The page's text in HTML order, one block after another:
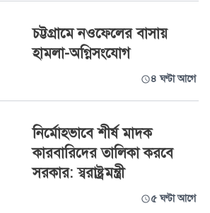
চট্টগ্রামে নওফেলের বাসায়
হামলা-অগ্নিসংযোগ
৪ ঘণ্টা আগে
নির্মোহভাবে শীর্ষ মাদক
কারবারিদের তালিকা করবে
সরকার: স্বরাষ্ট্রমন্ত্রী
৫ ঘণ্টা আগে